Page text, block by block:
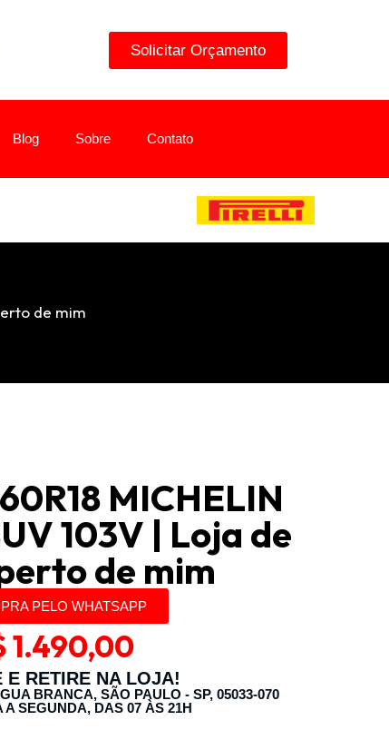
Solicitar Orçamento
Blog Sobre Contato
de mim
MICHELIN
103V | Loja de
de mim
PELO WHATSAPP
1.490,00
E RETIRE NA LOJA!
BRANCA, SÃO PAULO - SP, 05033-070
A SEGUNDA, DAS 07 ÀS 21H